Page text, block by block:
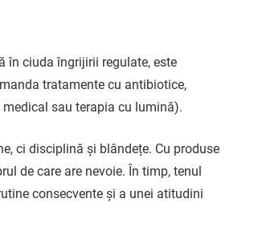
în ciuda îngrijirii regulate, este
tratamente cu antibiotice,
sau terapia cu lumină).
ci disciplină și blândețe. Cu produse
de care are nevoie. În timp, tenul
consecvente și a unei atitudini